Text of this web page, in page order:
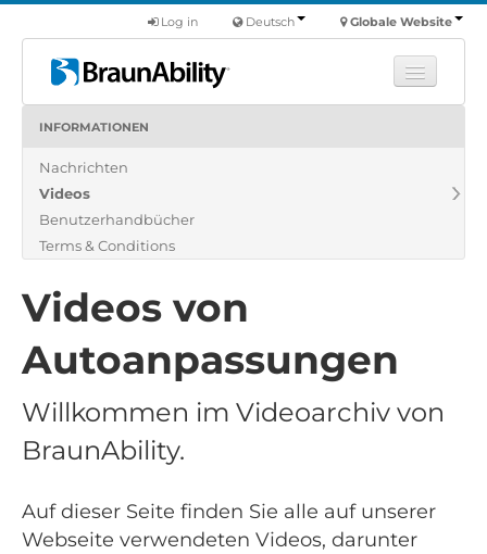
Globale Website
Deutsch
Log in
Produkte
Über uns
Finde einen Händler
INFORMATIONEN
Nachrichten
Videos
Benutzerhandbücher
Terms & Conditions
Videos von
Autoanpassungen
Willkommen im Videoarchiv von
BraunAbility.
Auf dieser Seite finden Sie alle auf unserer
Webseite verwendeten Videos, darunter